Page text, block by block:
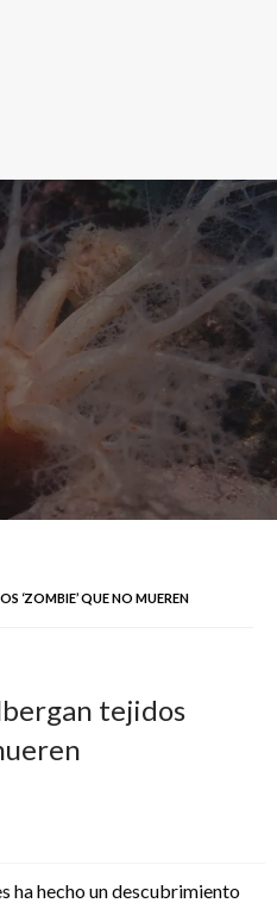
‘ZOMBIE’ QUE NO MUEREN
tejidos
ha hecho un descubrimiento